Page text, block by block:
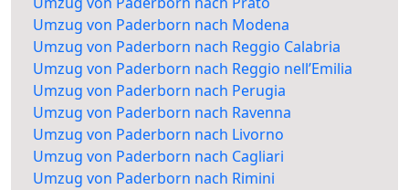
Umzug von Paderborn nach Modena
Umzug von Paderborn nach Reggio Calabria
Umzug von Paderborn nach Reggio nell’Emilia
Umzug von Paderborn nach Perugia
Umzug von Paderborn nach Ravenna
Umzug von Paderborn nach Livorno
Umzug von Paderborn nach Cagliari
Umzug von Paderborn nach Rimini